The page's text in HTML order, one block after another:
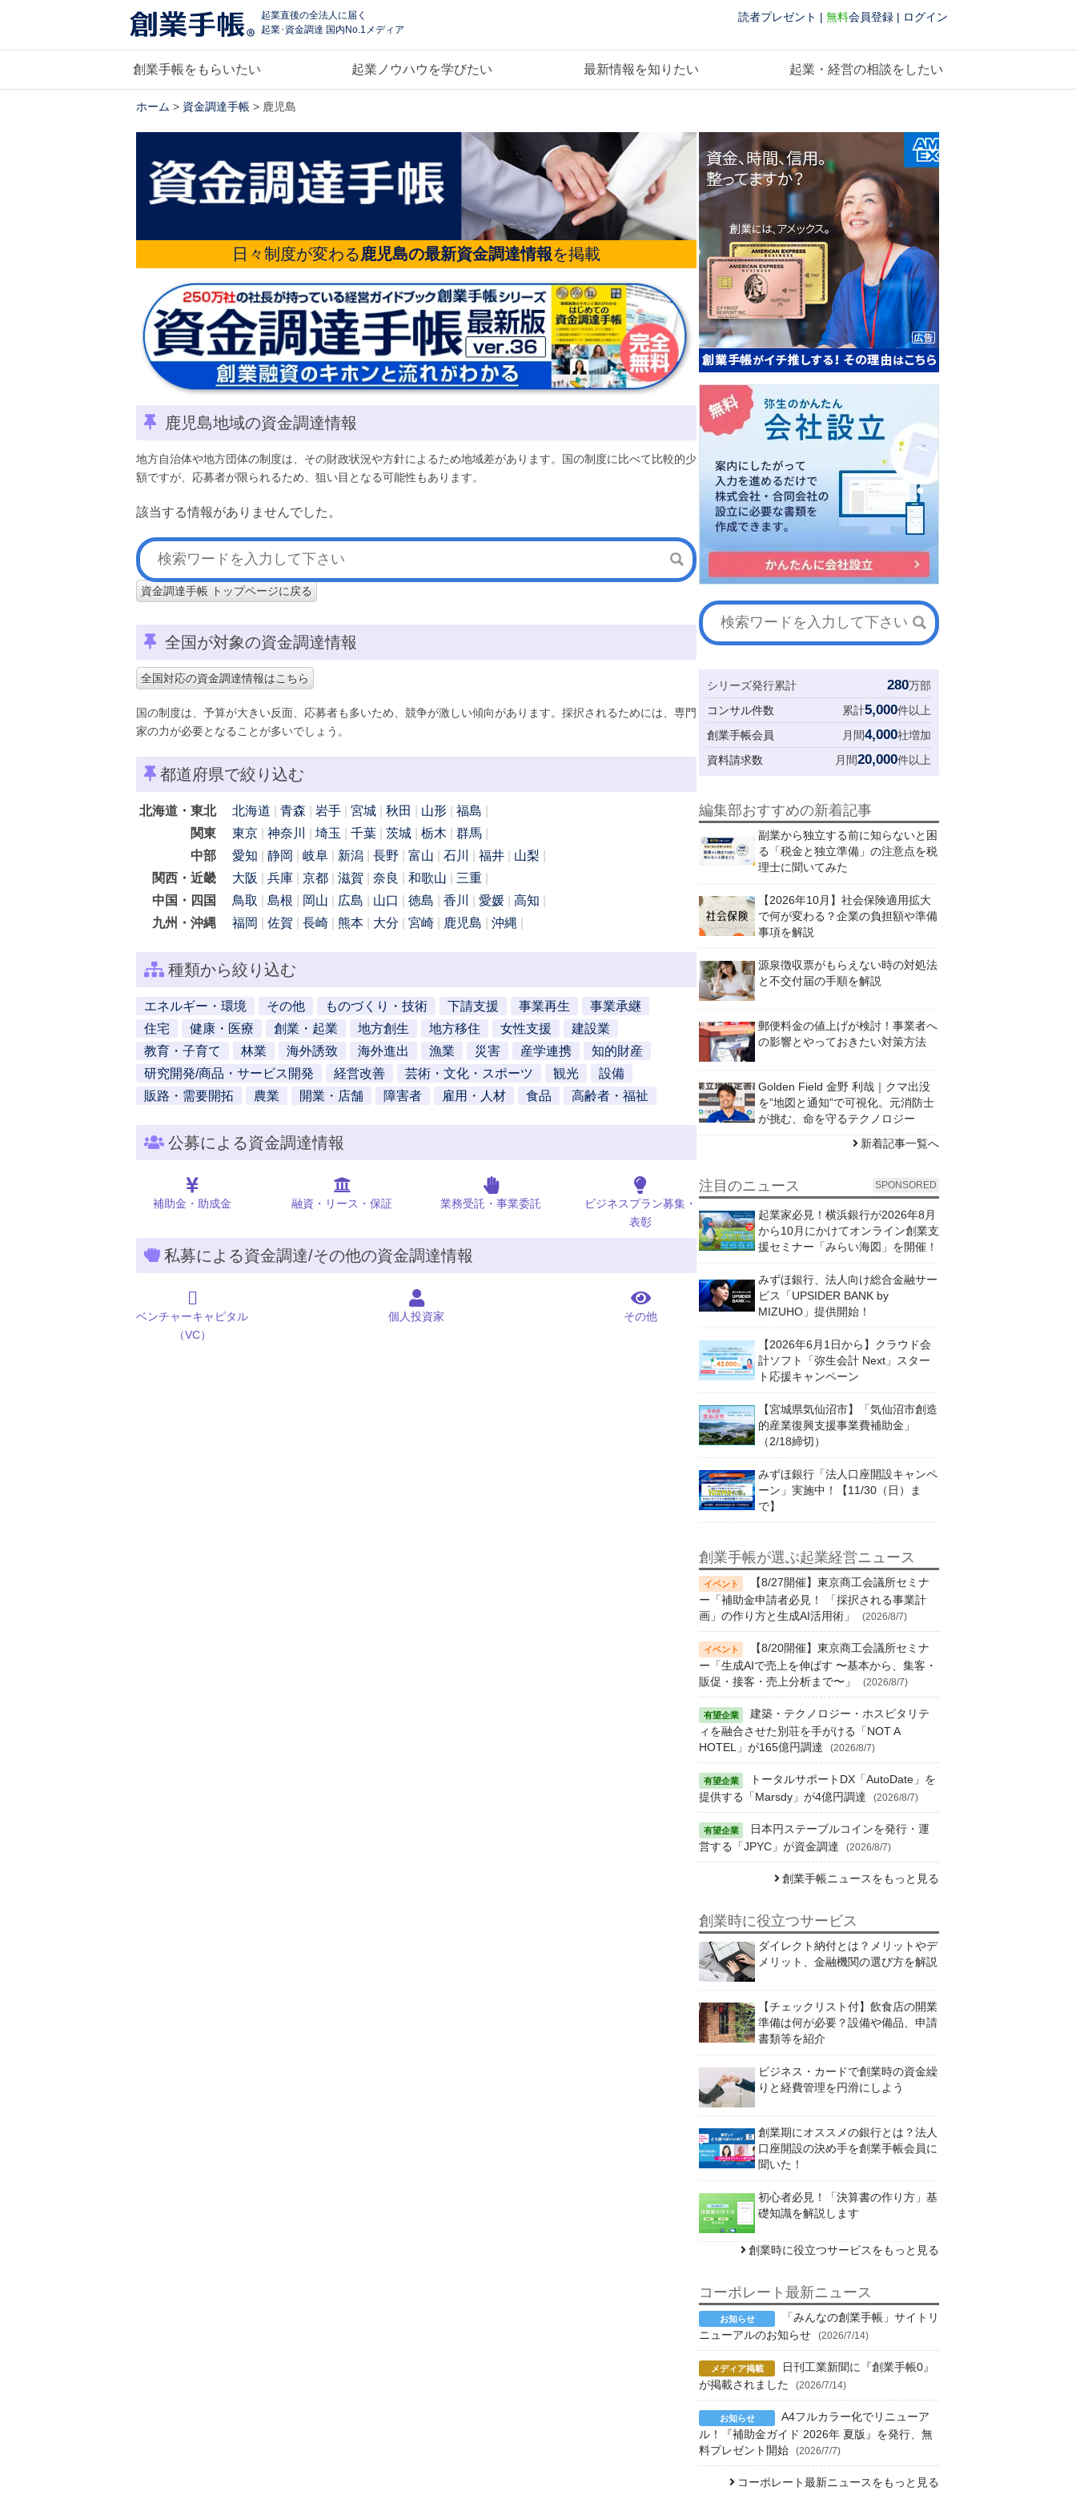
起業直後の全法人に届く
起業･資金調達 国内No.1メディア
読者プレゼント | 無料会員登録 | ログイン
創業手帳をもらいたい 起業ノウハウを学びたい 最新情報を知りたい 起業・経営の相談をしたい
ホーム > 資金調達手帳 > 鹿児島
日々制度が変わる鹿児島の最新資金調達情報を掲載
鹿児島地域の資金調達情報
地方自治体や地方団体の制度は、その財政状況や方針によるため地域差があります。国の制度に比べて比較的少
額ですが、応募者が限られるため、狙い目となる可能性もあります。
該当する情報がありませんでした。
資金調達手帳 トップページに戻る
全国が対象の資金調達情報
全国対応の資金調達情報はこちら
国の制度は、予算が大きい反面、応募者も多いため、競争が激しい傾向があります。採択されるためには、専門
家の力が必要となることが多いでしょう。
都道府県で絞り込む
北海道・東北 北海道 青森 岩手 宮城 秋田 山形
福島
関東
東京 神奈川 埼玉 千葉 茨城 栃木
群馬
中部
愛知 静岡 岐阜 新潟 長野 富山 石川 福井
山梨
関西・近畿
大阪 兵庫 京都 滋賀 奈良 和歌山
三重
中国・四国
鳥取 島根 岡山 広島 山口 徳島 香川 愛媛
高知
九州・沖縄
福岡 佐賀 長崎 熊本 大分 宮崎 鹿児島 沖縄
種類から絞り込む
エネルギー・環境 その他 ものづくり・技術 下請支援 事業再生
事業承継
住宅
健康・医療 創業・起業 地方創生 地方移住 女性支援
建設業
教育・子育て
林業 海外誘致 海外進出 漁業 災害 産学連携
知的財産
研究開発/商品・サービス開発
経営改善 芸術・文化・スポーツ 観光
設備
販路・需要開拓
農業 開業・店舗 障害者 雇用・人材 食品 高齢者・福祉
公募による資金調達情報
補助金・助成金 融資・リース・保証 業務受託・事業委託
ビジネスプラン募集・
表彰
私募による資金調達/その他の資金調達情報
ベンチャーキャピタル
（VC）
個人投資家 その他
シリーズ発行累計 280万部
コンサル件数
累計5,000件以上
創業手帳会員
月間4,000社増加
資料請求数
月間20,000件以上
編集部おすすめの新着記事
副業から独立する前に知らないと困
る「税金と独立準備」の注意点を税
理士に聞いてみた
【2026年10月】社会保険適用拡大
で何が変わる？企業の負担額や準備
事項を解説
源泉徴収票がもらえない時の対処法
と不交付届の手順を解説
郵便料金の値上げが検討！事業者へ
の影響とやっておきたい対策方法
Golden Field 金野 利哉｜クマ出没
を”地図と通知”で可視化。元消防士
が挑む、命を守るテクノロジー
新着記事一覧へ
注目のニュース SPONSORED
起業家必見！横浜銀行が2026年8月
から10月にかけてオンライン創業支
援セミナー「みらい海図」を開催！
みずほ銀行、法人向け総合金融サー
ビス「UPSIDER BANK by
MIZUHO」提供開始！
【2026年6月1日から】クラウド会
計ソフト「弥生会計 Next」スター
ト応援キャンペーン
【宮城県気仙沼市】「気仙沼市創造
的産業復興支援事業費補助金」
（2/18締切）
みずほ銀行「法人口座開設キャンペ
ーン」実施中！【11/30（日）ま
で】
創業手帳が選ぶ起業経営ニュース
【8/27開催】東京商工会議所セミナ
ー「補助金申請者必見！ 「採択される事業計
画」の作り方と生成AI活用術」
(2026/8/7)
【8/20開催】東京商工会議所セミナ
ー「生成AIで売上を伸ばす 〜基本から、集客・
販促・接客・売上分析まで〜」
(2026/8/7)
建築・テクノロジー・ホスピタリテ
ィを融合させた別荘を手がける「NOT A
HOTEL」が165億円調達
(2026/8/7)
トータルサポートDX「AutoDate」を
提供する「Marsdy」が4億円調達
(2026/8/7)
日本円ステーブルコインを発行・運
営する「JPYC」が資金調達
(2026/8/7)
創業手帳ニュースをもっと見る
創業時に役立つサービス
ダイレクト納付とは？メリットやデ
メリット、金融機関の選び方を解説
【チェックリスト付】飲食店の開業
準備は何が必要？設備や備品、申請
書類等を紹介
ビジネス・カードで創業時の資金繰
りと経費管理を円滑にしよう
創業期にオススメの銀行とは？法人
口座開設の決め手を創業手帳会員に
聞いた！
初心者必見！「決算書の作り方」基
礎知識を解説します
創業時に役立つサービスをもっと見る
コーポレート最新ニュース
「みんなの創業手帳」サイトリ
ニューアルのお知らせ
(2026/7/14)
日刊工業新聞に『創業手帳0』
が掲載されました
(2026/7/14)
A4フルカラー化でリニューア
ル！『補助金ガイド 2026年 夏版』を発行、無
料プレゼント開始
(2026/7/7)
コーポレート最新ニュースをもっと見る